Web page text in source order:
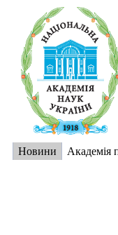
Новини Академія